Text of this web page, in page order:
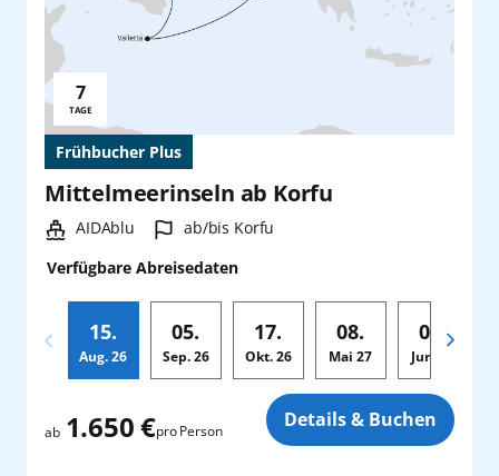
Frühbucher Plus
Mittelmeerinseln ab Korfu
Schiff:
AIDAblu Hafen:
ab/bis Korfu
Verfügbare Abreisedaten
15.
Aug. 26
05.
Sep.26
17.
Okt.26
08.
Mai 27
05.
Jun.
Reisedauer:
7
TAGE
ab 1.650 €pro Person Details & Buchen